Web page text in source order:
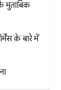
मुताबिक
के बारे में